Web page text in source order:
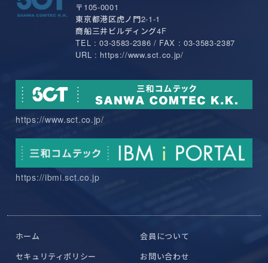
〒105-0001
東京都港区虎ノ門2-1-1
商船三井ビルディング4F
TEL : 03-3583-2386 / FAX : 03-3583-2387
URL : https://www.sct.co.jp/
https://www.sct.co.jp/
https://ibmi.sct.co.jp
ホーム
会員について
セキュリティポリシー
お問い合わせ